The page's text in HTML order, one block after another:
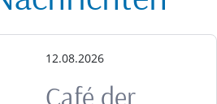
12.08.2026
Café der